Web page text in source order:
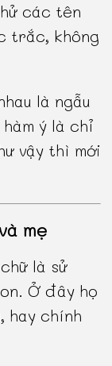
các tên
trắc, không
là ngẫu
ý là chỉ
vậy thì mới
mẹ
là sử
Ở đây họ
hay chính